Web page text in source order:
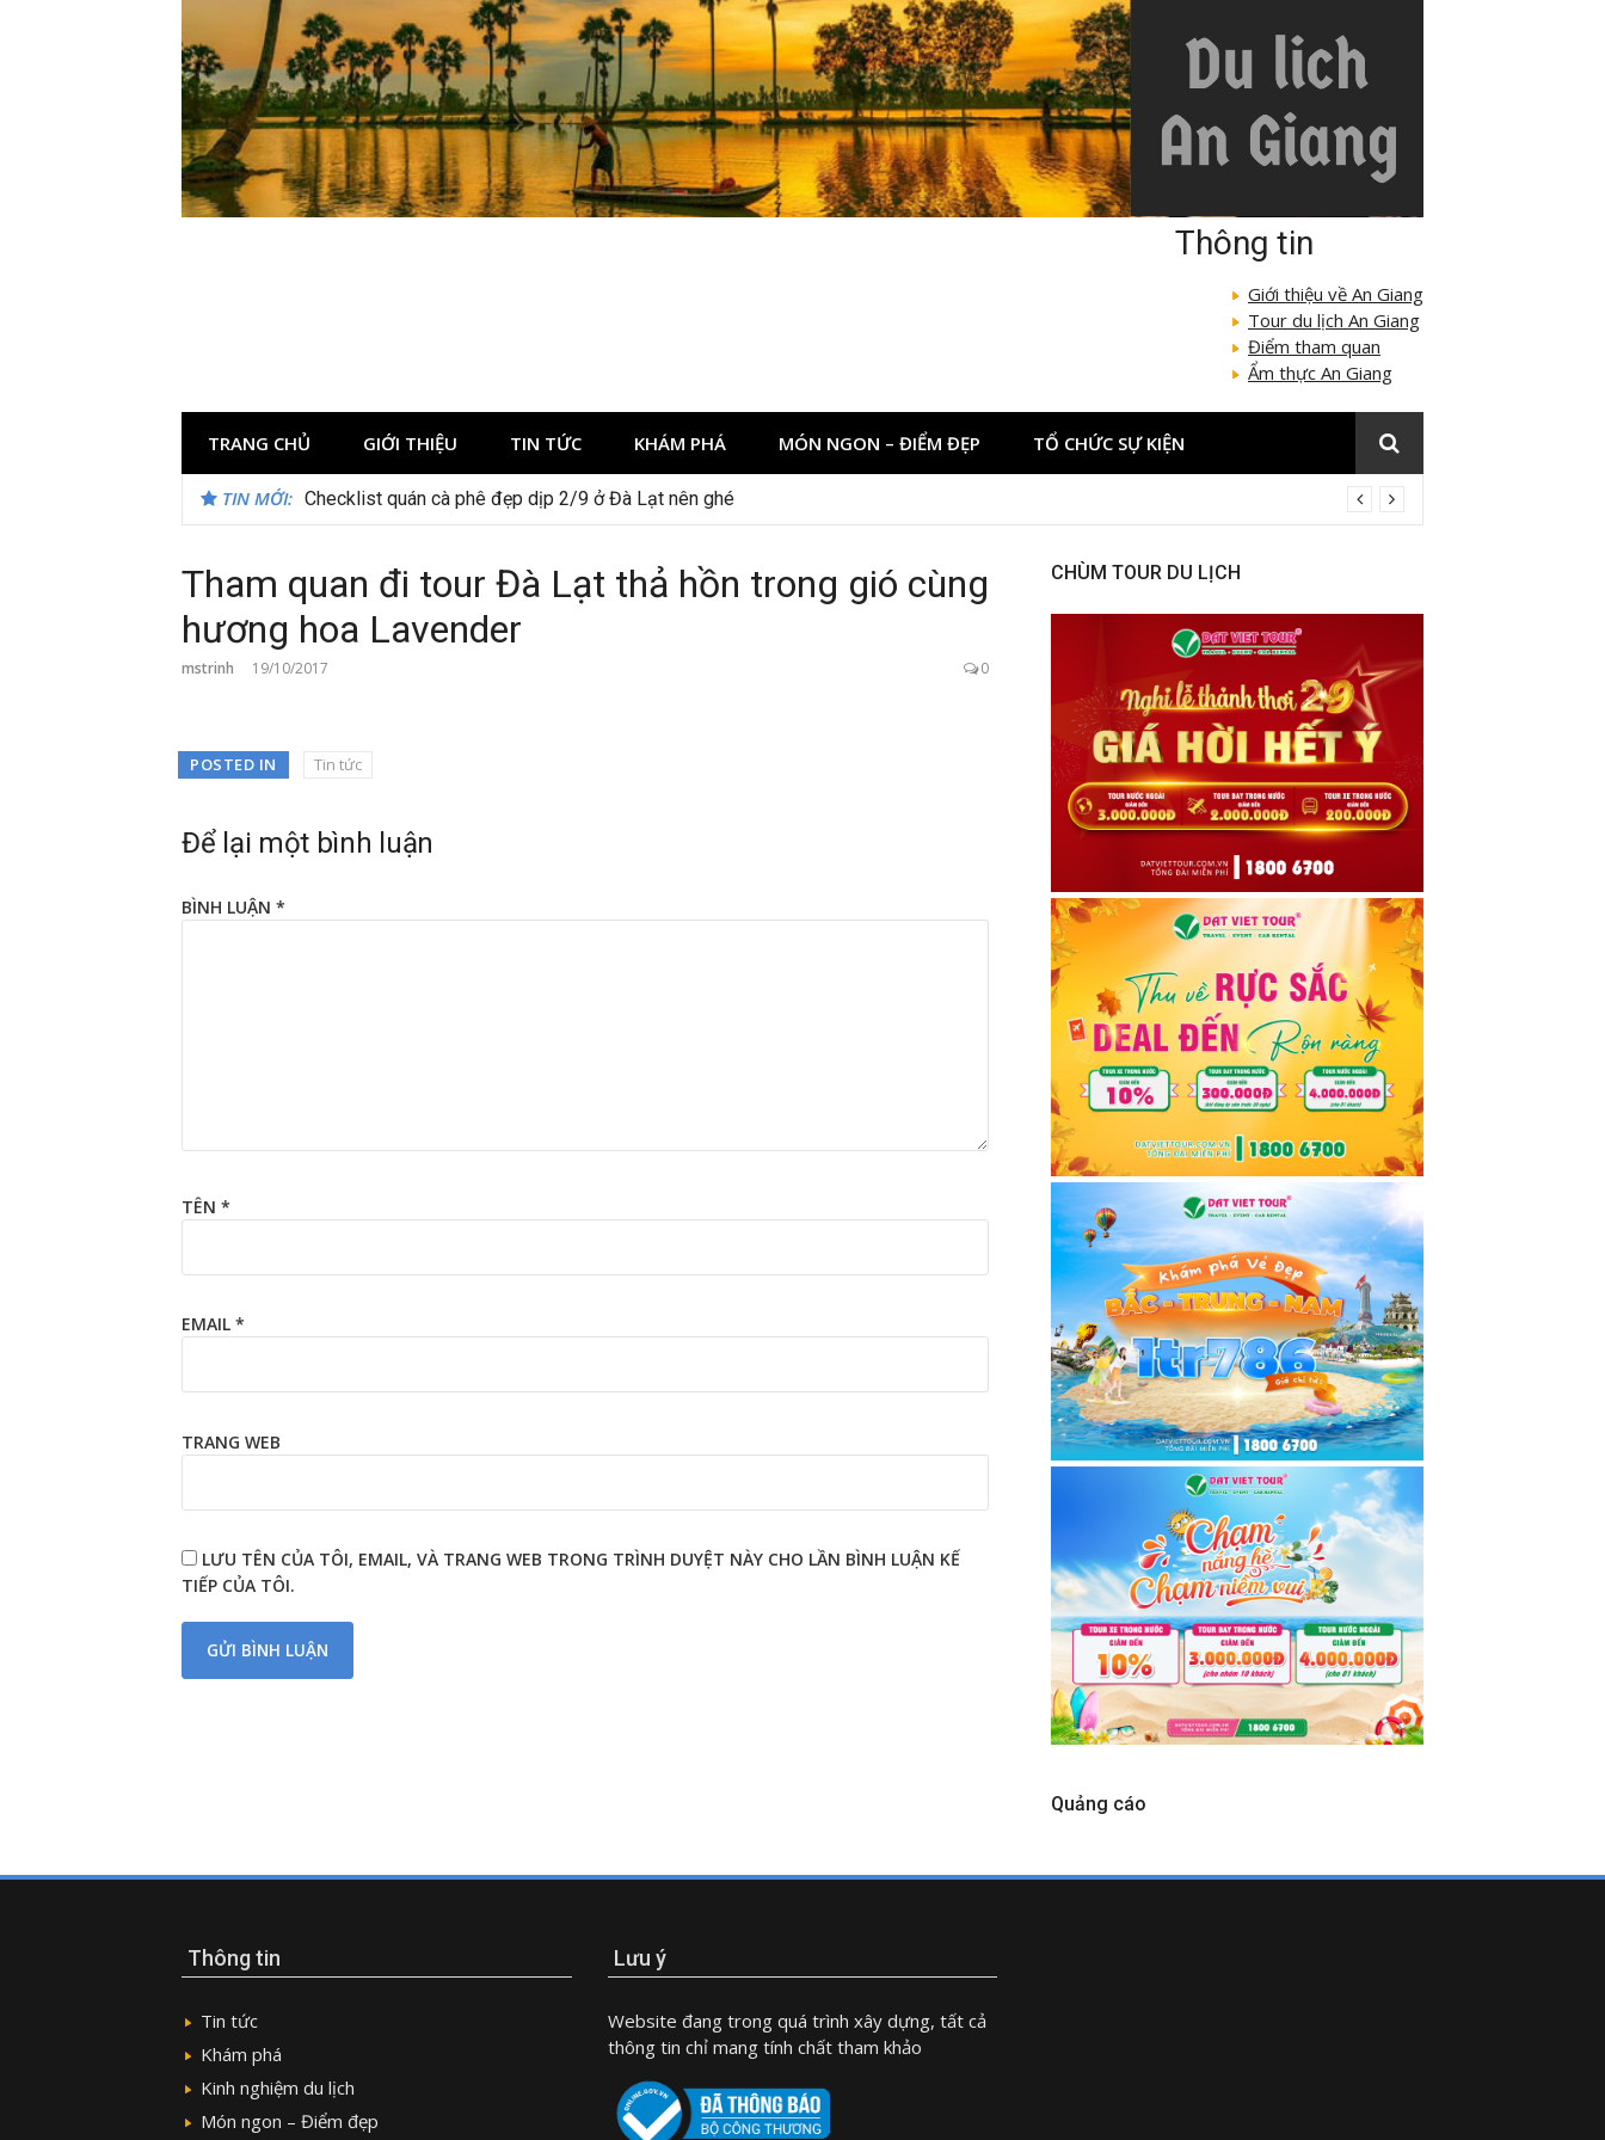
Thông tin
Giới thiệu về An Giang
Tour du lịch An Giang
Điểm tham quan
Ẩm thực An Giang
TRANG CHỦ GIỚI THIỆU TIN TỨC KHÁM PHÁ MÓN NGON – ĐIỂM ĐẸP TỔ CHỨC SỰ KIỆN
TIN MỚI: Checklist quán cà phê đẹp dịp 2/9 ở Đà Lạt nên ghé
Tham quan đi tour Đà Lạt thả hồn trong gió cùng
hương hoa Lavender
mstrinh 19/10/2017 0
POSTED IN Tin tức
Để lại một bình luận
BÌNH LUẬN *
TÊN *
EMAIL *
TRANG WEB
LƯU TÊN CỦA TÔI, EMAIL, VÀ TRANG WEB TRONG TRÌNH DUYỆT NÀY CHO LẦN BÌNH LUẬN KẾ
TIẾP CỦA TÔI.
CHÙM TOUR DU LỊCH
Quảng cáo
Thông tin
Tin tức
Khám phá
Kinh nghiệm du lịch
Món ngon – Điểm đẹp
Lưu ý
Website đang trong quá trình xây dựng, tất cả
thông tin chỉ mang tính chất tham khảo